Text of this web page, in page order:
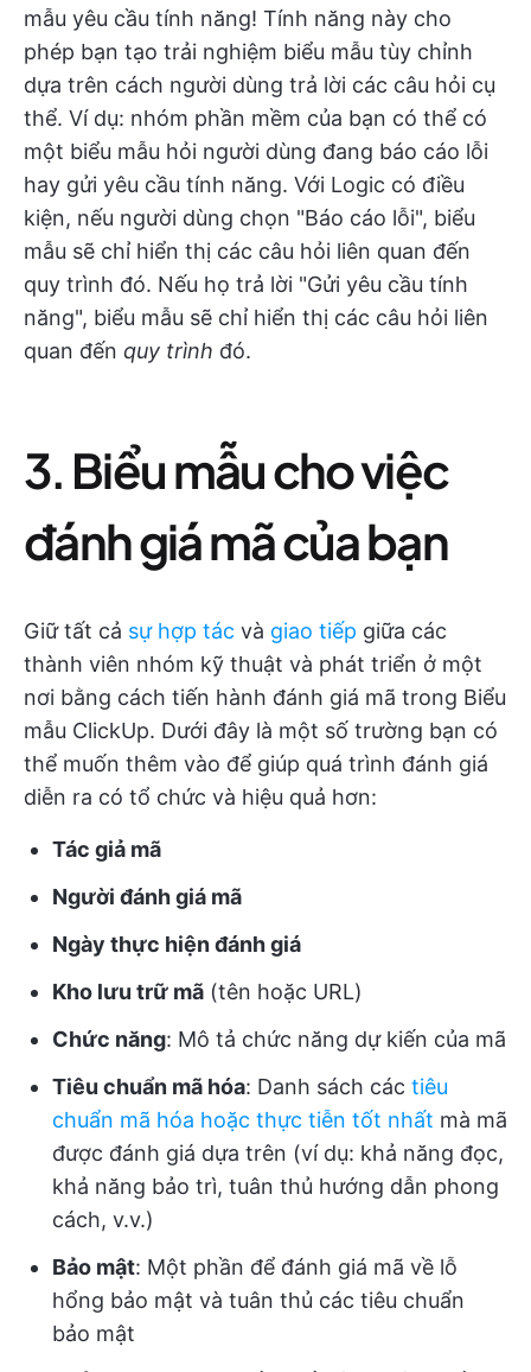
mẫu yêu cầu tính năng! Tính năng này cho
phép bạn tạo trải nghiệm biểu mẫu tùy chỉnh
dựa trên cách người dùng trả lời các câu hỏi cụ
thể. Ví dụ: nhóm phần mềm của bạn có thể có
một biểu mẫu hỏi người dùng đang báo cáo lỗi
hay gửi yêu cầu tính năng. Với Logic có điều
kiện, nếu người dùng chọn "Báo cáo lỗi", biểu
mẫu sẽ chỉ hiển thị các câu hỏi liên quan đến
quy trình đó. Nếu họ trả lời "Gửi yêu cầu tính
năng", biểu mẫu sẽ chỉ hiển thị các câu hỏi liên
quan đến quy trình đó.
3. Biểu mẫu cho việc
đánh giá mã của bạn
Giữ tất cả sự hợp tác và giao tiếp giữa các
thành viên nhóm kỹ thuật và phát triển ở một
nơi bằng cách tiến hành đánh giá mã trong Biểu
mẫu ClickUp. Dưới đây là một số trường bạn có
thể muốn thêm vào để giúp quá trình đánh giá
diễn ra có tổ chức và hiệu quả hơn:
Tác giả mã
Người đánh giá mã
Ngày thực hiện đánh giá
Kho lưu trữ mã (tên hoặc URL)
Chức năng: Mô tả chức năng dự kiến của mã
Tiêu chuẩn mã hóa: Danh sách các tiêu
chuẩn mã hóa hoặc thực tiễn tốt nhất mà mã
được đánh giá dựa trên (ví dụ: khả năng đọc,
khả năng bảo trì, tuân thủ hướng dẫn phong
cách, v.v.)
Bảo mật: Một phần để đánh giá mã về lỗ
hổng bảo mật và tuân thủ các tiêu chuẩn
bảo mật